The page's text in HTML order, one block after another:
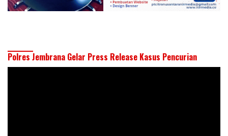
Polres Jembrana Gelar Press Release Kasus Pencurian